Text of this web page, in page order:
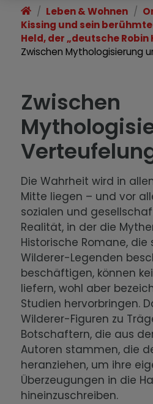
Erwähnung.
Das Kissing der
Bischöfe
Kirchen in Kissing:
Bischöfe und die
Das Kissing der
Kissing und sein
umstrittener Held,
Robin Hood“
Zwischen Verharren
Das 19. Jahrhundert
Der Wandel im 20.
Integration und
Die Kissinger
Leben & Wohnen
Kissing und sein
Held, der „deutsche Robin
Zwischen Mythologisierung
Zwischen
Die Wahrheit wird in
Mitte liegen – und vor
sozialen und
Realität, in der die
Historische Romane,
Wilderer-Legenden
beschäftigen, können
liefern, wohl aber
Studien hervorbringen.
Wilderer-Figuren zu
Botschaftern, die aus
Autoren stammen, die
heranziehen, um ihre
Überzeugungen in die
hineinzuschreiben.